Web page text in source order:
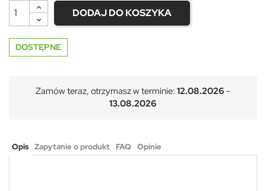
DODAJ DO KOSZYKA
DOSTĘPNE
Zamów teraz, otrzymasz w terminie: 12.08.2026 -
13.08.2026
Opis Zapytanie o produkt FAQ Opinie